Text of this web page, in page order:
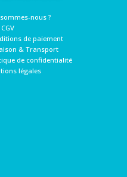
nous ?
de paiement
& Transport
de confidentialité
légales